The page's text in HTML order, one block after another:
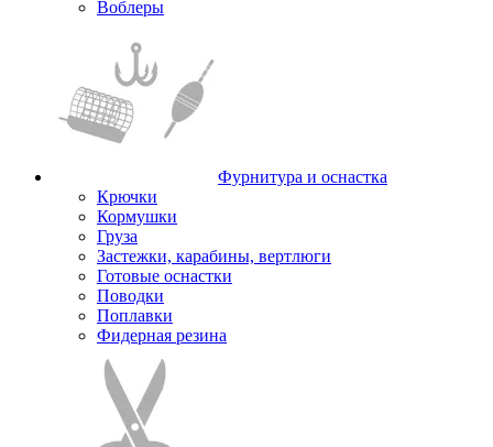
Воблеры
Фурнитура и оснастка
Крючки
Кормушки
Груза
Застежки, карабины, вертлюги
Готовые оснастки
Поводки
Поплавки
Фидерная резина